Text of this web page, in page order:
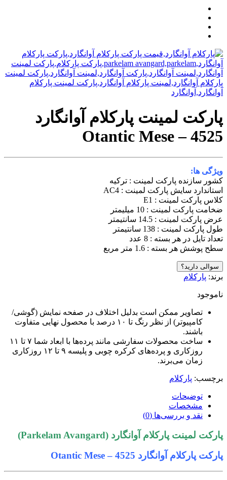
پارکت لمینت پارکلام آوانگارد
Otantic Mese – 4525
ویژگی ها:
کشور سازنده پارکت لمینت : ترکیه
استاندارد سایش پارکت لمینت : AC4
کلاس پارکت لمینت : E1
ضخامت پارکت لمینت : 10 میلیمتر
عرض پارکت لمینت : 14.5 سانتیمتر
طول پارکت لمینت : 138 سانتیمتر
تعداد تایل در هر بسته : 8 عدد
سطح پوشش هر بسته : 1.6 متر مربع
سوالی دارید؟
برند: پارکلام
ناموجود
تصاویر ممکن است بدلیل اختلاف در صفحه نمایش (گوشی/
کامپیوتر) از نظر رنگ تا ۱۰ درصد با محصول نهایی متفاوت
باشند.
ساخت محصولات سفارشی مانند پرده‌ها با ابعاد شما ۷ تا ۱۱
روزکاری و پرده‌های کرکره چوبی و پلیسه ۹ تا ۱۲ روزکاری
زمان می‌برند.
برچسب: پارکلام
توضیحات
مشخصات
نقد و بررسی‌ها (0)
پارکت لمینت پارکلام آوانگارد (Parkelam Avangard)
پارکت پارکلام آوانگارد Otantic Mese – 4525